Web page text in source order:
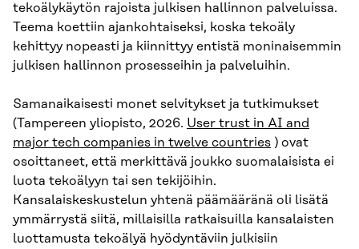
tekoälykäytön rajoista julkisen hallinnon palveluissa.
Teema koettiin ajankohtaiseksi, koska tekoäly
kehittyy nopeasti ja kiinnittyy entistä moninaisemmin
julkisen hallinnon prosesseihin ja palveluihin.
Samanaikaisesti monet selvitykset ja tutkimukset
(Tampereen yliopisto, 2026. User trust in AI and
major tech companies in twelve countries ) ovat
osoittaneet, että merkittävä joukko suomalaisista ei
luota tekoälyyn tai sen tekijöihin.
Kansalaiskeskustelun yhtenä päämääränä oli lisätä
ymmärrystä siitä, millaisilla ratkaisuilla kansalaisten
luottamusta tekoälyä hyödyntäviin julkisiin